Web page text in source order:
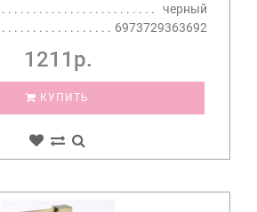
черный
6973729363692
1211р.
КУПИТЬ